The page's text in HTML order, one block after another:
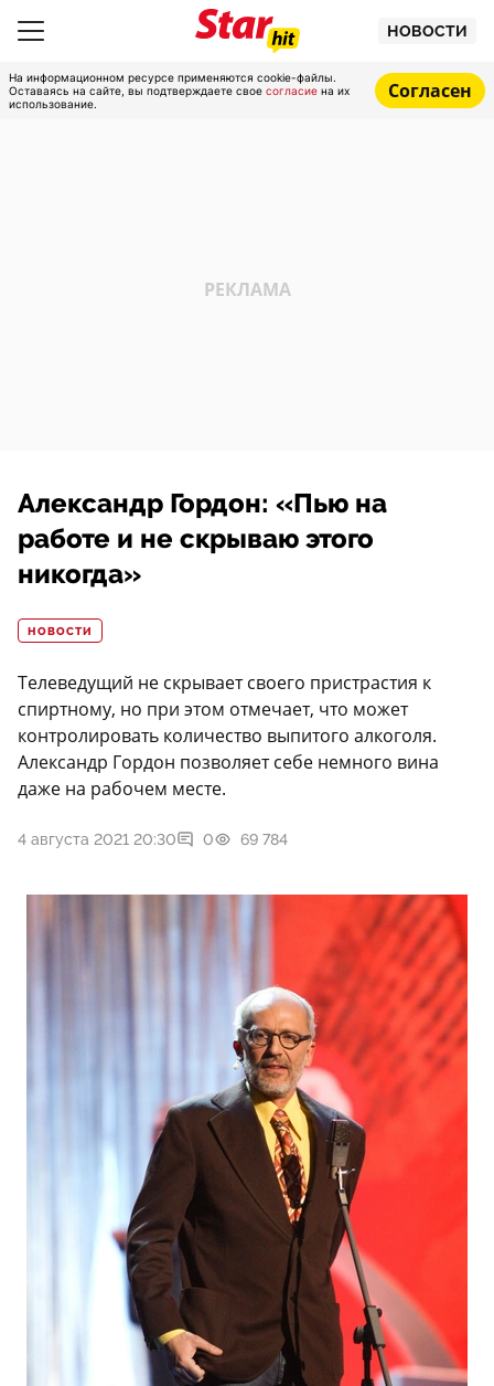
НОВОСТИ
На информационном ресурсе применяются cookie-файлы.
Оставаясь на сайте, вы подтверждаете свое согласие на их
использование.
Согласен
Александр Гордон: «Пью на
работе и не скрываю этого
никогда»
НОВОСТИ
Телеведущий не скрывает своего пристрастия к
спиртному, но при этом отмечает, что может
контролировать количество выпитого алкоголя.
Александр Гордон позволяет себе немного вина
даже на рабочем месте.
4 августа 2021 20:30 0 69 784